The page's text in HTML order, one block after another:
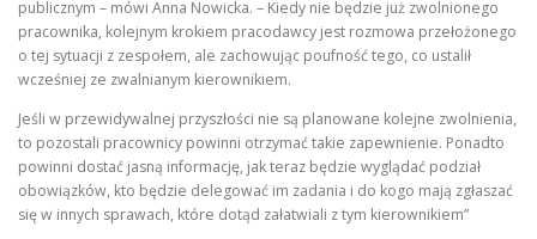
publicznym – mówi Anna Nowicka. – Kiedy nie będzie już zwolnionego
pracownika, kolejnym krokiem pracodawcy jest rozmowa przełożonego
o tej sytuacji z zespołem, ale zachowując poufność tego, co ustalił
wcześniej ze zwalnianym kierownikiem.
Jeśli w przewidywalnej przyszłości nie są planowane kolejne zwolnienia,
to pozostali pracownicy powinni otrzymać takie zapewnienie. Ponadto
powinni dostać jasną informację, jak teraz będzie wyglądać podział
obowiązków, kto będzie delegować im zadania i do kogo mają zgłaszać
się w innych sprawach, które dotąd załatwiali z tym kierownikiem”